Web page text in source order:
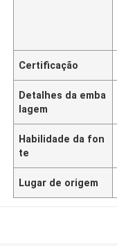
Certificação
Detalhes da emba
lagem
Habilidade da fon
te
Lugar de origem